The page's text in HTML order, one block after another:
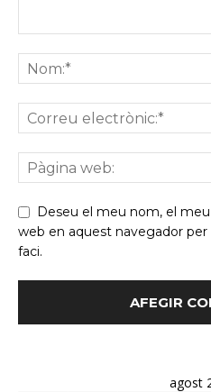
Deseu el meu nom, el
web en aquest navegador
faci.
agost